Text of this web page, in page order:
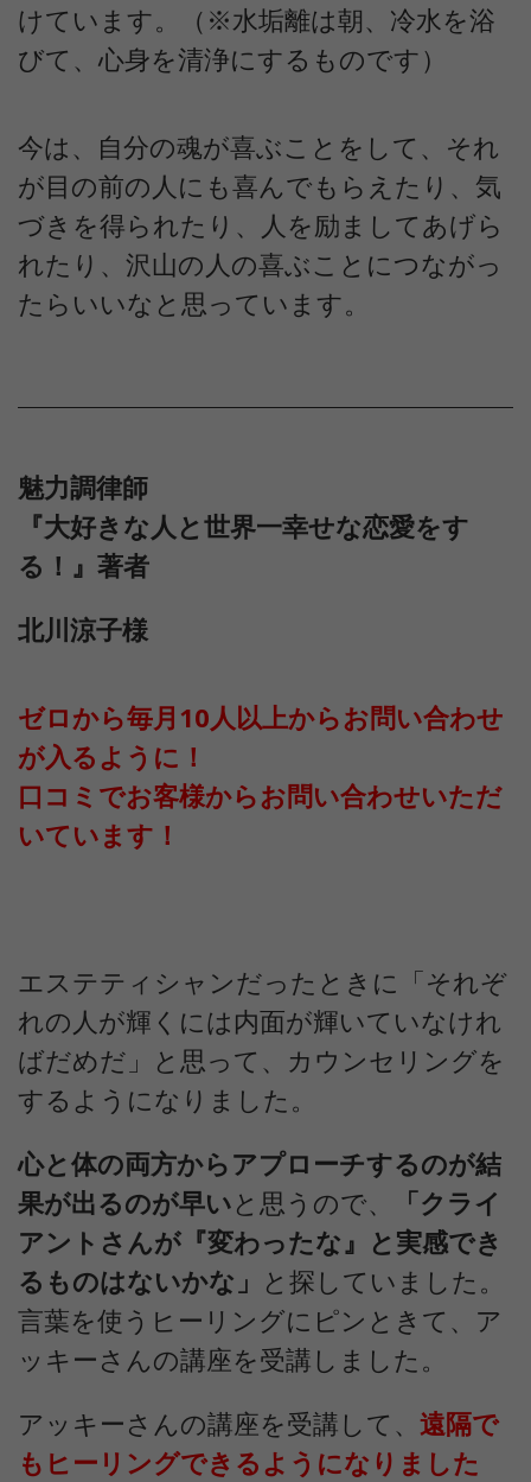
けています。（※水垢離は朝、冷水を浴
びて、心身を清浄にするものです）
今は、自分の魂が喜ぶことをして、それ
が目の前の人にも喜んでもらえたり、気
づきを得られたり、人を励ましてあげら
れたり、沢山の人の喜ぶことにつながっ
たらいいなと思っています。
魅力調律師
『大好きな人と世界一幸せな恋愛をす
る！』著者
北川涼子様
ゼロから毎月10人以上からお問い合わせ
が入るように！
口コミでお客様からお問い合わせいただ
いています！
エステティシャンだったときに「それぞ
れの人が輝くには内面が輝いていなけれ
ばだめだ」と思って、カウンセリングを
するようになりました。
心と体の両方からアプローチするのが結
果が出るのが早いと思うので、
「クライ
アントさんが『変わったな』と実感でき
るものはないかな」 と探していました。
言葉を使うヒーリングにピンときて、ア
ッキーさんの講座を受講しました。
アッキーさんの講座を受講して、 遠隔で
もヒーリングできるようになりました